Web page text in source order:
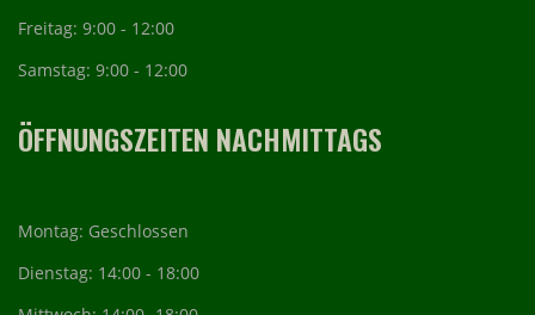
Freitag: 9:00 - 12:00
Samstag: 9:00 - 12:00
ÖFFNUNGSZEITEN NACHMITTAGS
Montag: Geschlossen
Dienstag: 14:00 - 18:00